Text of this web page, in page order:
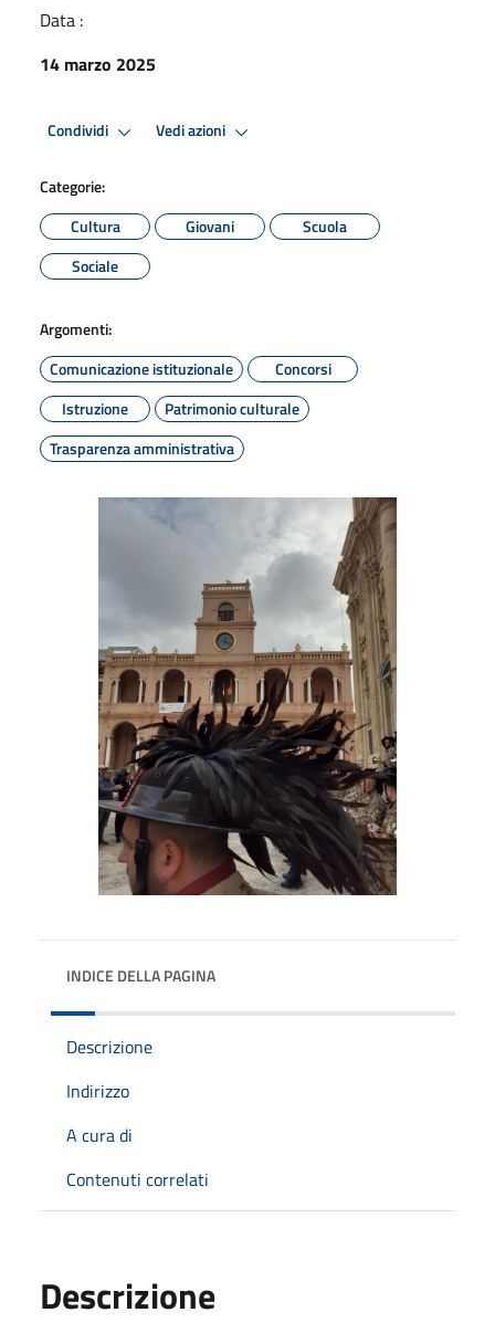
Data :
14 marzo 2025
Condividi Vedi azioni
Categorie:
Cultura
Giovani
Scuola
Sociale
Argomenti:
Comunicazione istituzionale
Concorsi
Istruzione
Patrimonio culturale
Trasparenza amministrativa
INDICE DELLA PAGINA
Descrizione
Indirizzo
A cura di
Contenuti correlati
Descrizione